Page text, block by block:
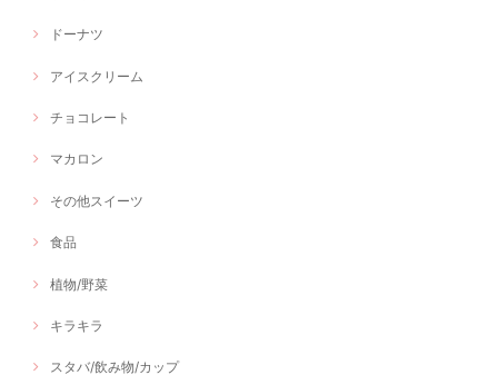
ドーナツ
アイスクリーム
チョコレート
マカロン
その他スイーツ
食品
植物/野菜
キラキラ
スタバ/飲み物/カップ